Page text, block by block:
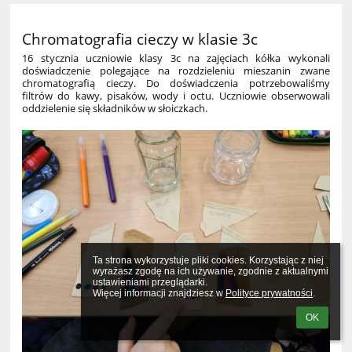
Ta strona wykorzystuje pliki cookies. Korzystając z niej
wyrażasz zgodę na ich używanie, zgodnie z aktualnymi
ustawieniami przeglądarki.
Więcej informacji znajdziesz w Polityce prywatności.
OK
Chromatografia cieczy w klasie 3c
16 stycznia uczniowie klasy 3c na zajęciach kółka wykonali
doświadczenie polegające na rozdzieleniu mieszanin zwane
chromatografią cieczy. Do doświadczenia potrzebowaliśmy
filtrów do kawy, pisaków, wody i octu. Uczniowie obserwowali
oddzielenie się składników w słoiczkach.